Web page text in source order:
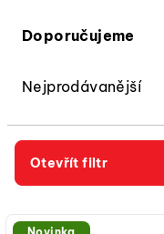
r
Doporučujeme
Nejprodávanější
Otevřít filtr